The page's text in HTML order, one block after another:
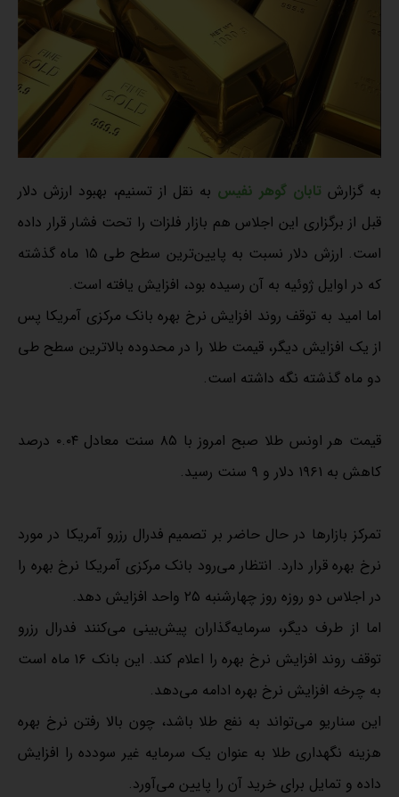
به گزارش تابان گوهر نفیس به نقل از تسنیم، بهبود ارزش دلار
قبل از برگزاری این اجلاس هم بازار فلزات را تحت فشار قرار داده
است. ارزش دلار نسبت به پایین‌ترین سطح طی ۱۵ ماه گذشته
که در اوایل ژوئیه به آن رسیده بود، افزایش یافته است.
اما امید به توقف روند افزایش نرخ بهره بانک مرکزی آمریکا پس
از یک افزایش دیگر، قیمت طلا را در محدوده بالاترین سطح طی
دو ماه گذشته نگه داشته است.
قیمت هر اونس طلا صبح امروز با ۸۵ سنت معادل ۰.۰۴ درصد
کاهش به ۱۹۶۱ دلار و ۹ سنت رسید.
تمرکز بازارها در حال حاضر بر تصمیم فدرال رزرو آمریکا در مورد
نرخ بهره قرار دارد. انتظار می‌رود بانک مرکزی آمریکا نرخ بهره را
در اجلاس دو روزه روز چهارشنبه ۲۵ واحد افزایش دهد.
اما از طرف دیگر، سرمایه‌گذاران پیش‌بینی می‌کنند فدرال رزرو
توقف روند افزایش نرخ بهره را اعلام کند. این بانک ۱۶ ماه است
به چرخه افزایش نرخ بهره ادامه می‌دهد.
این سناریو می‌تواند به نفع طلا باشد، چون بالا رفتن نرخ بهره
هزینه نگهداری طلا به عنوان یک سرمایه غیر سودده را افزایش
داده و تمایل برای خرید آن را پایین می‌آورد.